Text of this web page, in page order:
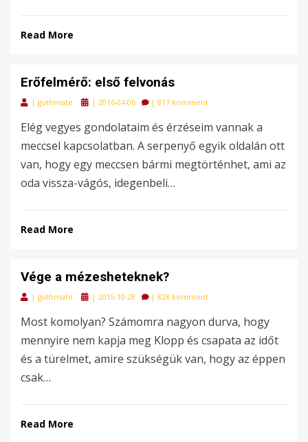
Read More
Erőfelmérő: első felvonás
| guthmate
Posted
| 2016-04-06 | 817 komment
Elég vegyes gondolataim és érzéseim vannak a
meccsel kapcsolatban. A serpenyő egyik oldalán ott
van, hogy egy meccsen bármi megtörténhet, ami az
oda vissza-vágós, idegenbeli…
Read More
Vége a mézesheteknek?
| guthmate
Posted
| 2015-10-28 | 828 komment
Most komolyan? Számomra nagyon durva, hogy
mennyire nem kapja meg Klopp és csapata az időt
és a türelmet, amire szükségük van, hogy az éppen
csak…
Read More